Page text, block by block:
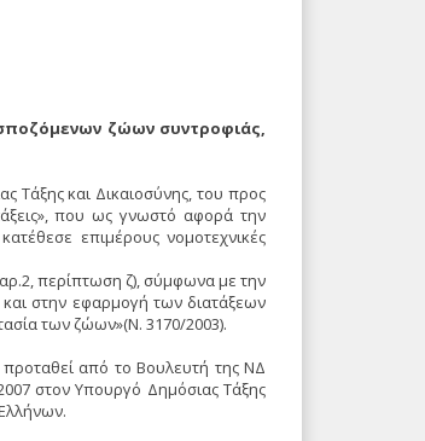
ζώων συντροφιάς,
Tάξης και Δικαιοσύνης, του προς
που ως γνωστό αφορά την
επιμέρους νομοτεχνικές
περίπτωση ζ), σύμφωνα με την
και στην εφαρμογή των διατάξεων
των ζώων»(N. 3170/2003).
από το Bουλευτή της NΔ
στον Yπουργό Δημόσιας Tάξης